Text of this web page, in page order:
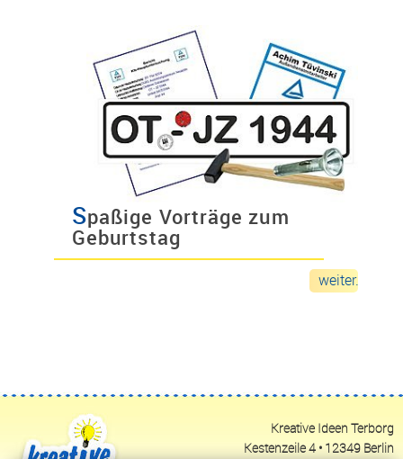
Spaßige Vorträge zum
Geburtstag
weiter...
Kreative Ideen Terborg
Kestenzeile 4 • 12349 Berlin